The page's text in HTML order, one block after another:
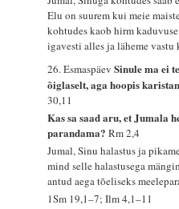
Elu on suurem kui meie
kohtudes kaob hirm kaduvuse
igavesti alles ja läheme
26. EsmaspäevSinule ma ei
õiglaselt, aga hoopis
30,11
Kas sa saad aru, et Jumala
parandama?Rm 2,4
Jumal, Sinu halastus ja
mind selle halastusega
antud aega tõeliseks
1Sm 19,1–7; Ilm 4,1–11